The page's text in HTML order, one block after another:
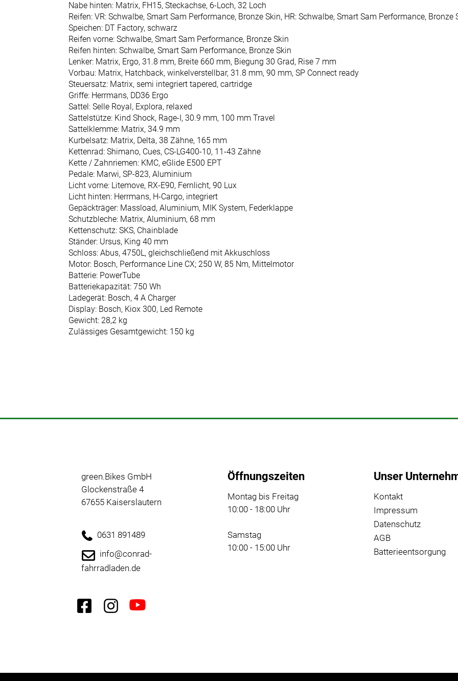
Nabe hinten: Matrix, FH15, Steckachse, 6-Loch, 32 Loch
Reifen: VR: Schwalbe, Smart Sam Performance, Bronze Skin, HR: Schwalbe, Smart Sam Performance, Bronze
Speichen: DT Factory, schwarz
Reifen vorne: Schwalbe, Smart Sam Performance, Bronze Skin
Reifen hinten: Schwalbe, Smart Sam Performance, Bronze Skin
Lenker: Matrix, Ergo, 31.8 mm, Breite 660 mm, Biegung 30 Grad, Rise 7 mm
Vorbau: Matrix, Hatchback, winkelverstellbar, 31.8 mm, 90 mm, SP Connect ready
Steuersatz: Matrix, semi integriert tapered, cartridge
Griffe: Herrmans, DD36 Ergo
Sattel: Selle Royal, Explora, relaxed
Sattelstütze: Kind Shock, Rage-I, 30.9 mm, 100 mm Travel
Sattelklemme: Matrix, 34.9 mm
Kurbelsatz: Matrix, Delta, 38 Zähne, 165 mm
Kettenrad: Shimano, Cues, CS-LG400-10, 11-43 Zähne
Kette / Zahnriemen: KMC, eGlide E500 EPT
Pedale: Marwi, SP-823, Aluminium
Licht vorne: Litemove, RX-E90, Fernlicht, 90 Lux
Licht hinten: Herrmans, H-Cargo, integriert
Gepäckträger: Massload, Aluminium, MIK System, Federklappe
Schutzbleche: Matrix, Aluminium, 68 mm
Kettenschutz: SKS, Chainblade
Ständer: Ursus, King 40 mm
Schloss: Abus, 4750L, gleichschließend mit Akkuschloss
Motor: Bosch, Performance Line CX; 250 W, 85 Nm, Mittelmotor
Batterie: PowerTube
Batteriekapazität: 750 Wh
Ladegerät: Bosch, 4 A Charger
Display: Bosch, Kiox 300, Led Remote
Gewicht: 28,2 kg
Zulässiges Gesamtgewicht: 150 kg
green.Bikes GmbH
Glockenstraße 4
67655 Kaiserslautern
0631 891489
info@conrad-
fahrradladen.de
Öffnungszeiten
Montag bis Freitag
10:00 - 18:00 Uhr
Samstag
10:00 - 15:00 Uhr
Unser
Kontakt
Impressum
Datenschutz
AGB
Batterieentsorgung